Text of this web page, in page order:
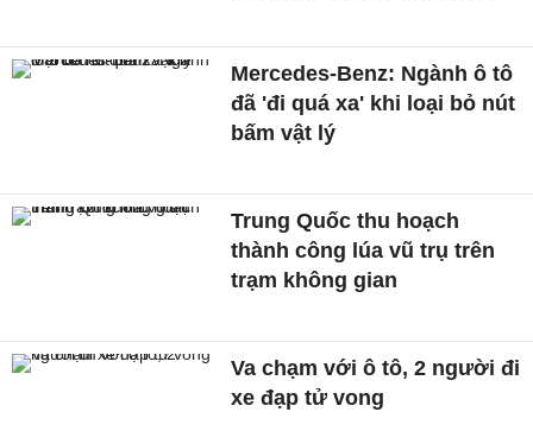
Mercedes-Benz: Ngành ô tô
đã 'đi quá xa' khi loại bỏ nút
bấm vật lý
Trung Quốc thu hoạch
thành công lúa vũ trụ trên
trạm không gian
Va chạm với ô tô, 2 người đi
xe đạp tử vong